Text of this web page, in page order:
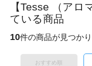
【Tesse （ア
ている商品
10件の商品が見つか
おすすめ順